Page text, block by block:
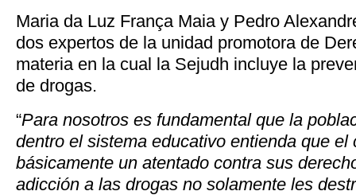
Maria da Luz França Maia y Pedro
dos expertos de la unidad promotora de
materia en la cual la Sejudh incluye la
de drogas.
“Para nosotros es fundamental que la
dentro el sistema educativo entienda que el
básicamente un atentado contra sus
adicción a las drogas no solamente les